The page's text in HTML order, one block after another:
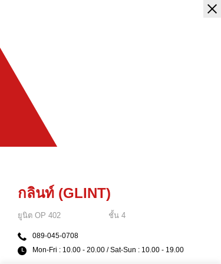
กลินท์ (GLINT)
ยูนิต OP 402 ชั้น 4
089-045-0708
Mon-Fri : 10.00 - 20.00 / Sat-Sun : 10.00 - 19.00